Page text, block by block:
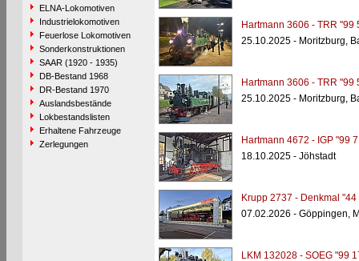
ELNA-Lokomotiven
Industrielokomotiven
Feuerlose Lokomotiven
Sonderkonstruktionen
SAAR (1920 - 1935)
DB-Bestand 1968
DR-Bestand 1970
Auslandsbestände
Lokbestandslisten
Erhaltene Fahrzeuge
Zerlegungen
Hartmann 3606 - TRR "99
25.10.2025 - Moritzburg,
Hartmann 3606 - TRR "99
25.10.2025 - Moritzburg,
Hartmann 4672 - IGP "99
18.10.2025 - Jöhstadt
Krupp 2737 - Denkmal "44
07.02.2026 - Göppingen,
LKM 132028 - SOEG "99